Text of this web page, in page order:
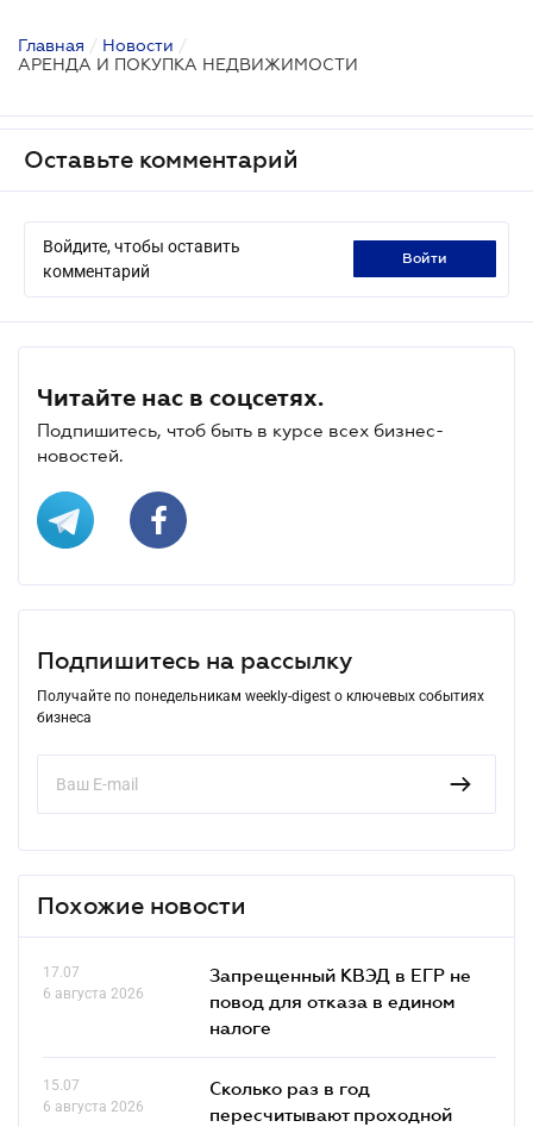
Главная / Новости /
АРЕНДА И ПОКУПКА НЕДВИЖИМОСТИ
Оставьте комментарий
Войдите, чтобы оставить
комментарий
войти
Читайте нас в соцсетях.
Подпишитесь, чтоб быть в курсе всех бизнес-
новостей.
Подпишитесь на рассылку
Получайте по понедельникам weekly-digest о ключевых событиях
бизнеса
Похожие новости
17.07
6 августа 2026
Запрещенный КВЭД в ЕГР не
повод для отказа в едином
налоге
15.07
6 августа 2026
Сколько раз в год
пересчитывают проходной